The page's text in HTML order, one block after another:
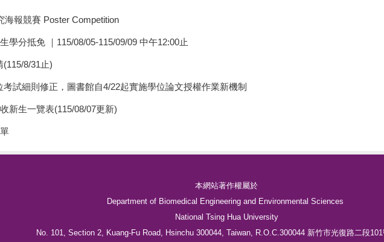
海報競賽 Poster Competition
學分抵免 ｜115/08/05-115/09/09 中午12:00止
(115/8/31止)
考試細則修正，圖書館自4/22起實施學位論文授權作業新機制
新生一覽表(115/08/07更新)
本網站著作權屬於
Department of Biomedical Engineering and Environmental Sciences
National Tsing Hua University
Fu Road, Hsinchu 300044, Taiwan,